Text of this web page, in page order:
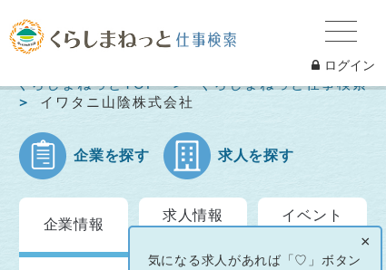
ログイン
くらしまねっとTOP
くらしまねっと仕事検索
イワタニ山陰株式会社
企業を探す 求人を探す
企業情報
求人情報
イベント
×
気になる求人があれば「♡」ボタン